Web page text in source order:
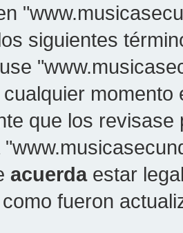
siguientes
que los
acuerdaestar
fueron